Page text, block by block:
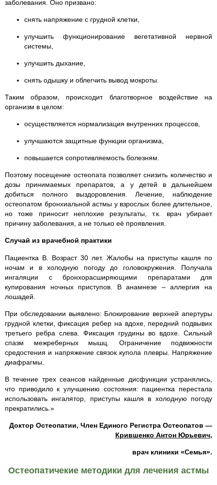
заболевания. Оно призвано:
снять напряжение с грудной клетки,
улучшить функционирование вегетативной нервной
системы,
улучшить дыхание,
снять одышку и облегчить вывод мокроты.
Таким образом, происходит благотворное воздействие на
организм в целом:
осуществляется нормализация внутренних процессов,
улучшаются защитные функции организма,
повышается сопротивляемость болезням.
Поэтому посещение остеопата позволяет снизить количество и
дозы принимаемых препаратов, а у детей в дальнейшем
добиться полного выздоровления. Лечение, наблюдение
остеопатом бронхиальной астмы у взрослых более длительное,
но тоже приносит неплохие результаты, т.к. врач убирает
причину заболевания, а не только её проявления.
Случай из врачебной практики
Пациентка В. Возраст 30 лет. Жалобы на приступы кашля по
ночам и в холодную погоду до головокружения. Получала
ингаляции с бронхорасширяющими препаратами для
купирования ночных приступов. В анамнезе – аллергия на
лошадей.
При обследовании выявлено: Блокирование верхней апертуры
грудной клетки, фиксация ребер на вдохе, передний подвывих
третьего ребра слева. Фиксация грудины во вдохе. Сильный
спазм межреберных мышц. Ограничение подвижности
средостения и напряжение связок купола плевры. Напряжение
диафрагмы.
В течение трех сеансов найденные дисфункции устранялись,
что приводило к улучшению состояния: пациентка перестала
использовать ингалятор, приступы кашля в холодную погоду
прекратились.»
Доктор Остеопатии, Член Единого Регистра Остеопатов —
Крившенко Антон Юрьевич,
врач клиники «Семья».
Остеопатичекие методики для лечения астмы